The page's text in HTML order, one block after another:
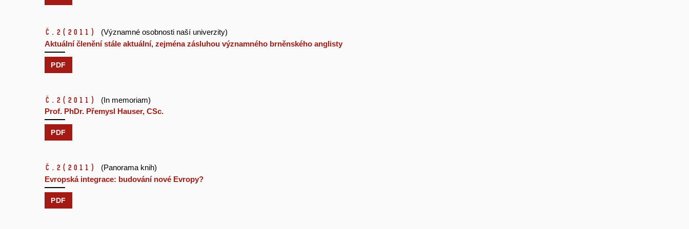
č.2 (2011)
(Významné osobnosti naší univerzity)
Aktuální členění stále aktuální, zejména zásluhou významného brněnského anglisty
PDF
č.2 (2011)
(In memoriam)
Prof. PhDr. Přemysl Hauser, CSc.
PDF
č.2 (2011)
(Panorama knih)
Evropská integrace: budování nové Evropy?
PDF